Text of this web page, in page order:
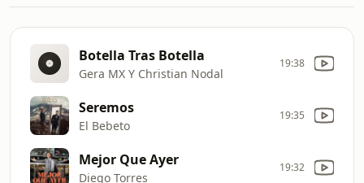
Botella Tras Botella
Gera MX Y Christian Nodal
19:38
Seremos
El Bebeto
19:35
Mejor Que Ayer
Diego Torres
19:32